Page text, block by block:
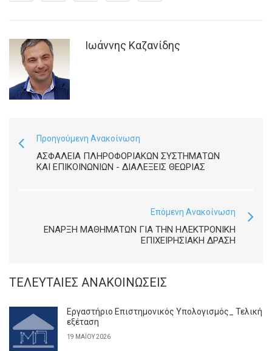
Ιωάννης Καζανίδης
Προηγούμενη Ανακοίνωση
ΑΣΦΆΛΕΙΑ ΠΛΗΡΟΦΟΡΙΑΚΏΝ ΣΥΣΤΗΜΆΤΩΝ
ΚΑΙ ΕΠΙΚΟΙΝΩΝΙΏΝ - ΔΙΑΛΈΞΕΙΣ ΘΕΩΡΊΑΣ
Επόμενη Ανακοίνωση
ΈΝΑΡΞΗ ΜΑΘΗΜΆΤΩΝ ΓΙΑ ΤΗΝ ΗΛΕΚΤΡΟΝΙΚΉ
ΕΠΙΧΕΙΡΗΣΙΑΚΉ ΔΡΆΣΗ
ΤΕΛΕΥΤΑΊΕΣ ΑΝΑΚΟΙΝΏΣΕΙΣ
Εργαστήριο Επιστημονικός Υπολογισμός_ Τελική
εξέταση
19 ΜΑΪ́ΟΥ 2026